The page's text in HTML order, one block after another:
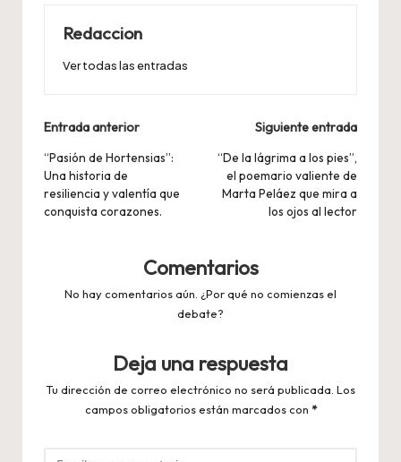
Redaccion
Ver todas las entradas
Navegación
de
entradas
Entrada anterior
“Pasión de Hortensias”:
Una historia de
resiliencia y valentía que
conquista corazones.
Siguiente entrada
“De la lágrima a los pies”,
el poemario valiente de
Marta Peláez que mira a
los ojos al lector
Comentarios
No hay comentarios aún. ¿Por qué no comienzas el
debate?
Deja una respuesta
Tu dirección de correo electrónico no será publicada. Los
campos obligatorios están marcados con *